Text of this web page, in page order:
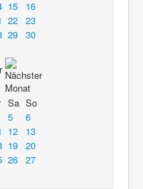
15
16
22
23
29
30
Sa So
5
6
12
13
19
20
26
27